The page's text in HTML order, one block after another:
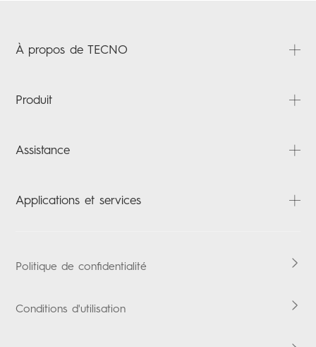
À propos de TECNO
Produit
Tablettes
Assistance
Vérification de la garantie
Applications et services
Boomplay Music
Politique de confidentialité
Conditions d'utilisation